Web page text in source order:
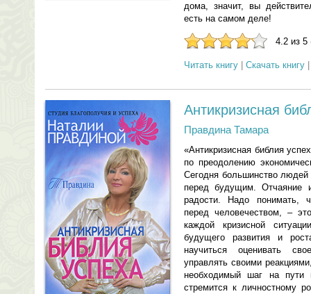
дома, значит, вы
есть на самом деле!
4.2 из 5
Читать книгу Скачать книгу
Антикризисная
Правдина Тамара
«Антикризисная библия
по преодолению
Сегодня большинство людей
перед будущим. Отчаяние
радости. Надо понимать,
перед человечеством, –
каждой кризисной
будущего развития и
научиться оценивать
управлять своими
необходимый шаг на пути
стремится к личностному